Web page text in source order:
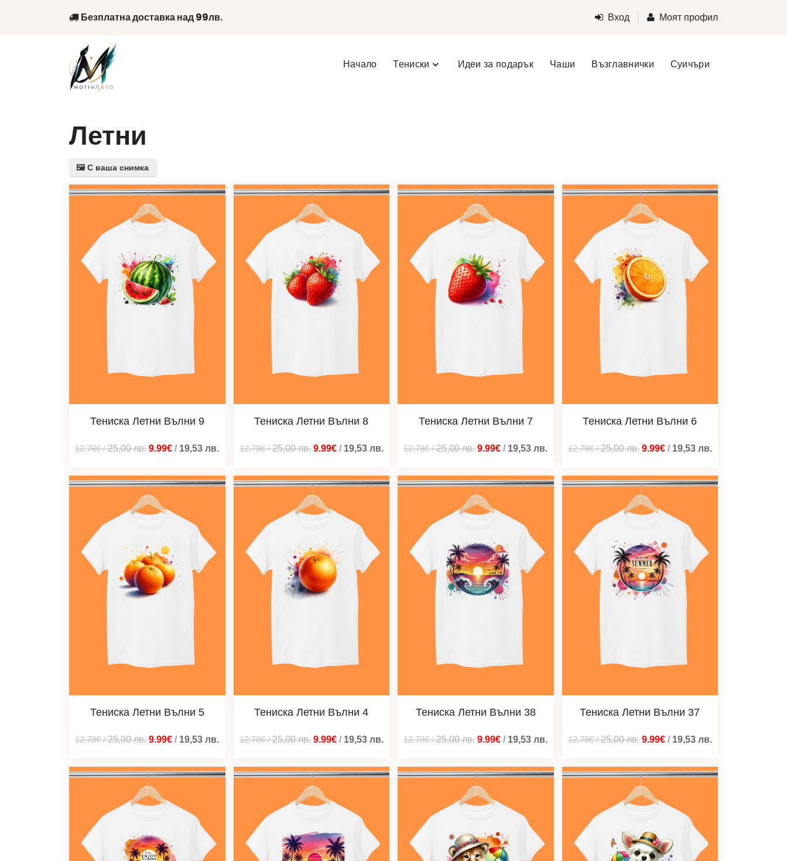
Безплатна доставка над 99лв. Вход Моят профил
Начало Тениски Идеи за подарък Чаши Възглавнички Суичъри
Летни
🖼️ С ваша снимка
Тениска Летни Вълни 9
12.78€/25,00лв. 9.99€ / 19,53лв.
Тениска Летни Вълни 8
12.78€/25,00лв. 9.99€/ 19,53 лв.
Тениска Летни Вълни 7
12.78€/25,00лв. 9.99€ / 19,53лв.
Тениска Летни Вълни 6
12.78€/25,00лв. 9.99€/ 19,53 лв.
Тениска Летни Вълни 5
12.78€/25,00лв. 9.99€ / 19,53лв.
Тениска Летни Вълни 4
12.78€/25,00лв. 9.99€/ 19,53 лв.
Тениска Летни Вълни 38
12.78€/25,00лв. 9.99€ / 19,53лв.
Тениска Летни Вълни 37
12.78€/25,00лв. 9.99€/ 19,53 лв.